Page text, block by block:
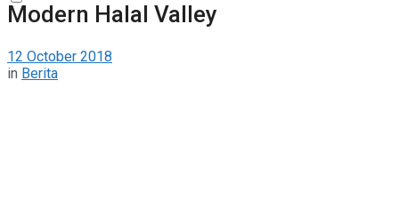
Modern Halal Valley
12 October 2018
in Berita